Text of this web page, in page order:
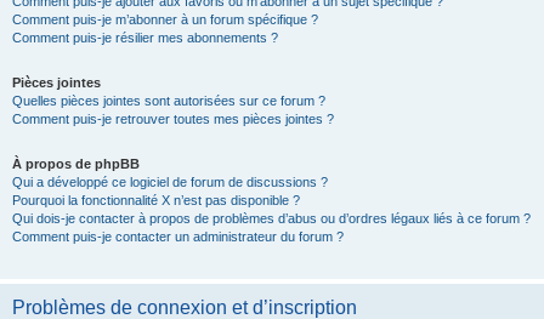
Comment puis-je m’abonner à un forum spécifique ?
Comment puis-je résilier mes abonnements ?
Pièces jointes
Quelles pièces jointes sont autorisées sur ce forum ?
Comment puis-je retrouver toutes mes pièces jointes ?
À propos de phpBB
Qui a développé ce logiciel de forum de discussions ?
Pourquoi la fonctionnalité X n’est pas disponible ?
Qui dois-je contacter à propos de problèmes d’abus ou d’ordres légaux liés à ce forum ?
Comment puis-je contacter un administrateur du forum ?
Problèmes de connexion et d’inscription